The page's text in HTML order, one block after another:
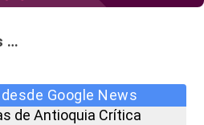
…
Google News
de Antioquia Crítica